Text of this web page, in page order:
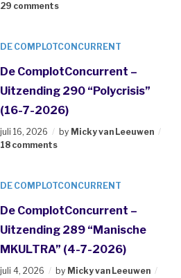
29 comments
DE COMPLOTCONCURRENT
De ComplotConcurrent –
Uitzending 290 “Polycrisis”
(16-7-2026)
juli 16, 2026 by Micky van Leeuwen
18 comments
DE COMPLOTCONCURRENT
De ComplotConcurrent –
Uitzending 289 “Manische
MKULTRA” (4-7-2026)
juli 4, 2026 by Micky van Leeuwen